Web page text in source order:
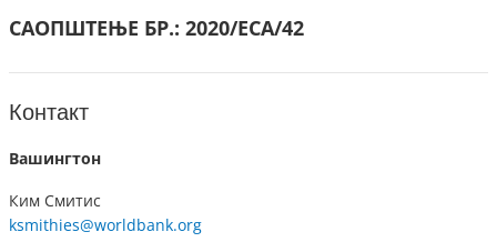
САОПШТЕЊЕ БР.: 2020/ECA/42
Контакт
Вашингтон
Ким Смитис
ksmithies@worldbank.org